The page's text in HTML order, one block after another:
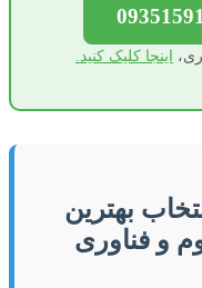
اینجا کلیک کنید.
بهترین
و فناوری